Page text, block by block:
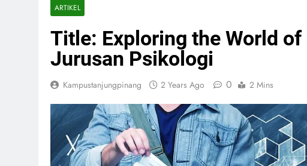
ARTIKEL
Title: Exploring the World
Jurusan Psikologi
Kampustanjungpinang 2 Years Ago 0 2 Mins